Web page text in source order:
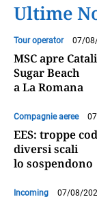
Ultime
Tour operator 07/
MSC apre
Sugar Beach
a La Romana
Compagnie aeree
EES: troppe
diversi scali
lo sospendono
Incoming 07/08/